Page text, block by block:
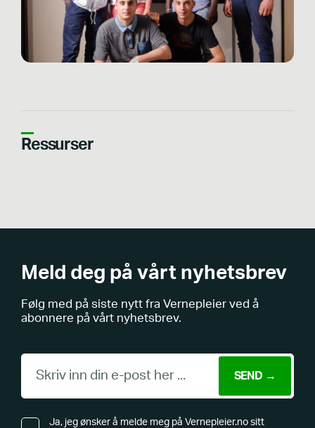
Ressurser
Meld deg på vårt nyhetsbrev
Følg med på siste nytt fra Vernepleier ved å
abonnere på vårt nyhetsbrev.
Ja, jeg ønsker å melde meg på Vernepleier.no sitt